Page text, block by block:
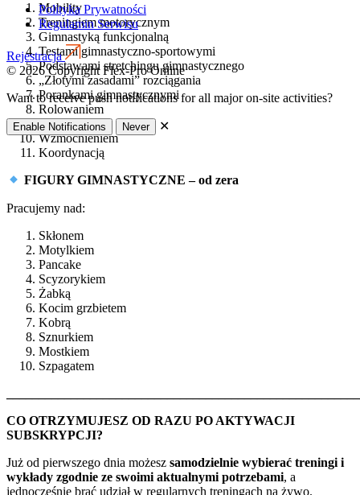
Mobility
Treningiem motorycznym
Gimnastyką funkcjonalną
Testami gimnastyczno-sportowymi
Podstawami stretchingu gimnastycznego
„Złotymi zasadami” rozciągania
Porankami gimnastycznymi
Rolowaniem
Oddychaniem
Wzmocnieniem
Koordynacją
FIGURY GIMNASTYCZNE – od zera
Pracujemy nad:
Skłonem
Motylkiem
Pancake
Scyzorykiem
Żabką
Kocim grzbietem
Kobrą
Sznurkiem
Mostkiem
Szpagatem
CO OTRZYMUJESZ OD RAZU PO AKTYWACJI
SUBSKRYPCJI?
Już od pierwszego dnia możesz samodzielnie wybierać treningi i
wykłady zgodnie ze swoimi aktualnymi potrzebami, a
jednocześnie brać udział w regularnych treningach na żywo.
Polityka Prywatności
Regulamin Serwisu
Rejestracja
© 2026 Copyright Flex-Pro Online
Want to receive push notifications for all major on-site activities?
Enable Notifications Never ✕